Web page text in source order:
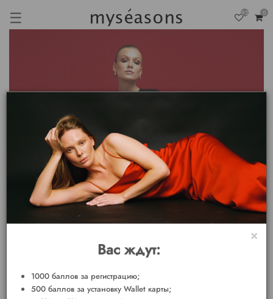
☰ 92 0
×
Вас ждут:
1000 баллов за регистрацию;
500 баллов за установку Wallet карты;